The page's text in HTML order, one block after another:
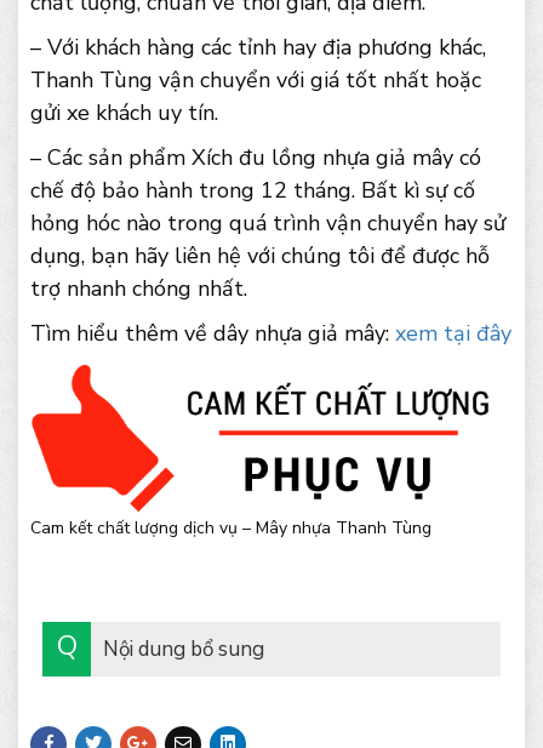
– Với khách hàng các tỉnh hay địa phương khác,
Thanh Tùng vận chuyển với giá tốt nhất hoặc
gửi xe khách uy tín.
– Các sản phẩm Xích đu lồng nhựa giả mây có
chế độ bảo hành trong 12 tháng. Bất kì sự cố
hỏng hóc nào trong quá trình vận chuyển hay sử
dụng, bạn hãy liên hệ với chúng tôi để được hỗ
trợ nhanh chóng nhất.
Tìm hiểu thêm về dây nhựa giả mây: xem tại đây
Cam kết chất lượng dịch vụ – Mây nhựa Thanh Tùng
Nội dung bổ sung